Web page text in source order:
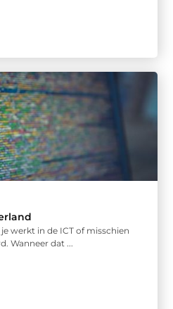
werkt in de ICT of misschien
Wanneer dat ...